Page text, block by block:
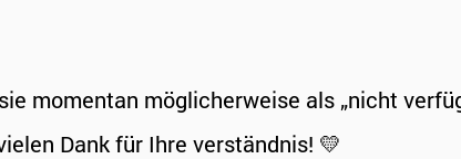
momentan möglicherweise als „nicht
Dank für Ihre verständnis! 💛